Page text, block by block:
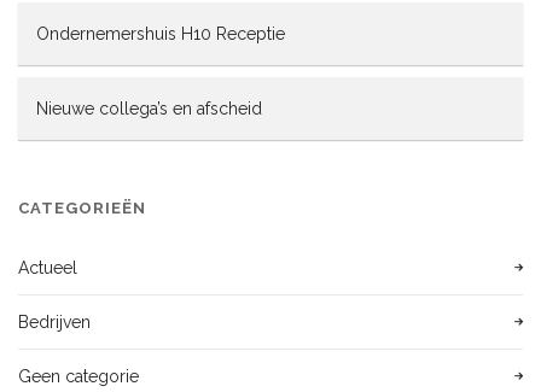
Ondernemershuis H10 Receptie
Nieuwe collega’s en afscheid
CATEGORIEËN
Actueel
Bedrijven
Geen categorie